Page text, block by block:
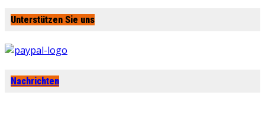
Unterstützen Sie uns
Nachrichten